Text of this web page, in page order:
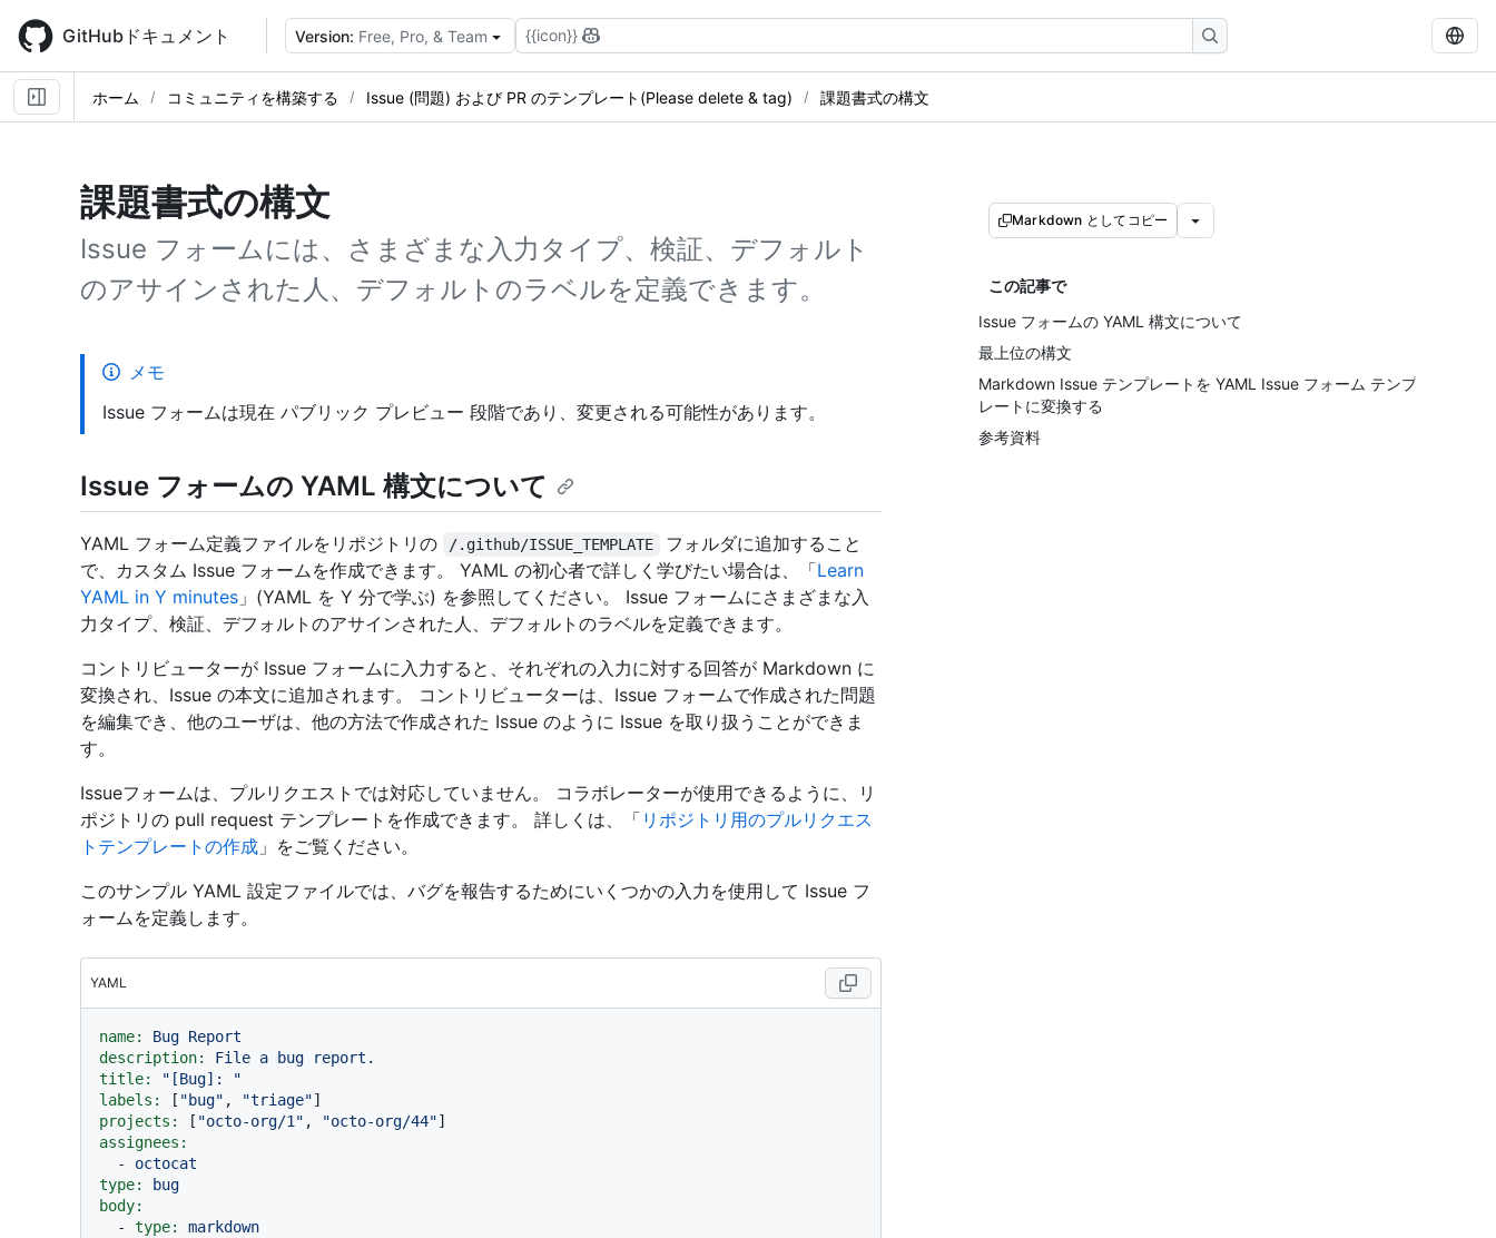
main
content
GitHubドキュメント Version: Free, Pro, & Team {{icon}}
ホーム コミュニティを構築する Issue (問題) および PR のテンプレート(Please delete & tag) 課題書式の構文
課題書式の構文
Issue フォームには、さまざまな入力タイプ、検証、デフォルト
のアサインされた人、デフォルトのラベルを定義できます。
Markdown としてコピー
この記事で
Issue フォームの YAML 構文について
最上位の構文
Markdown Issue テンプレートを YAML Issue フォーム テンプ
レートに変換する
参考資料
メモ
Issue フォームは現在 パブリック プレビュー 段階であり、変更される可能性があります。
Issue フォームの YAML 構文について
YAML フォーム定義ファイルをリポジトリの /.github/ISSUE_TEMPLATE
フォルダに追加すること
で、カスタム Issue フォームを作成できます。 YAML の初心者で詳しく学びたい場合は、「Learn
YAML in Y minutes 」(YAML を Y 分で学ぶ) を参照してください。 Issue フォームにさまざまな入
力タイプ、検証、デフォルトのアサインされた人、デフォルトのラベルを定義できます。
コントリビューターが Issue フォームに入力すると、それぞれの入力に対する回答が Markdown に
変換され、Issue の本文に追加されます。 コントリビューターは、Issue フォームで作成された問題
を編集でき、他のユーザは、他の方法で作成された Issue のように Issue を取り扱うことができま
す。
Issueフォームは、プルリクエストでは対応していません。 コラボレーターが使用できるように、リ
ポジトリの pull request テンプレートを作成できます。 詳しくは、「 リポジトリ用のプルリクエス
トテンプレートの作成 」をご覧ください。
このサンプル YAML 設定ファイルでは、バグを報告するためにいくつかの入力を使用して Issue フ
ォームを定義します。
YAML
name: Bug Report
description:
File a bug
report.
title:
"[Bug]: "
labels:
[ "bug" , "triage"
projects:
[ "octo-org/1" , "octo-org/44"
assignees:
-
octocat
type:
bug
body:
-
type:
markdown